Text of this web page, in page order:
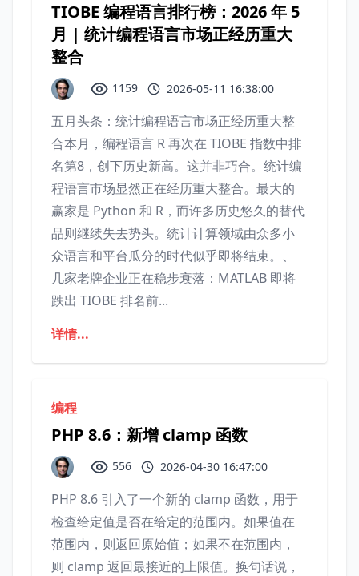
TIOBE 编程语言排行榜：2026 年 5
月 | 统计编程语言市场正经历重大
整合
1159 2026-05-11 16:38:00
五月头条：统计编程语言市场正经历重大整
合本月，编程语言 R 再次在 TIOBE 指数中排
名第8，创下历史新高。这并非巧合。统计编
程语言市场显然正在经历重大整合。最大的
赢家是 Python 和 R，而许多历史悠久的替代
品则继续失去势头。统计计算领域由众多小
众语言和平台瓜分的时代似乎即将结束。、
几家老牌企业正在稳步衰落：MATLAB 即将
跌出 TIOBE 排名前...
详情...
编程
PHP 8.6：新增 clamp 函数
556 2026-04-30 16:47:00
PHP 8.6 引入了一个新的 clamp 函数，用于
检查给定值是否在给定的范围内。如果值在
范围内，则返回原始值；如果不在范围内，
则 clamp 返回最接近的上限值。换句话说，